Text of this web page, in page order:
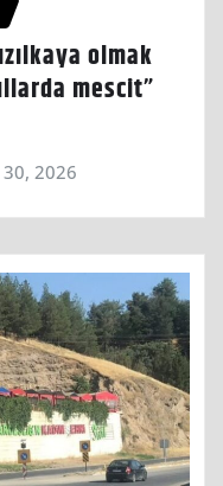
olmak
mescit”
2026